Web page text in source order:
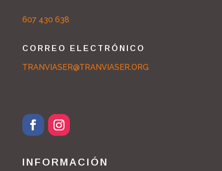
607 430 638
CORREO ELECTRÓNICO
TRANVIASER@TRANVIASER.ORG
INFORMACIÓN